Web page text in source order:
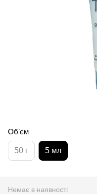
Обʼєм
50 г 5 мл
Немає в наявності